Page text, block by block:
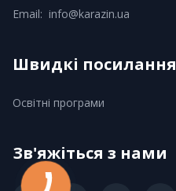
Email: info@karazin.ua
Швидкі посилання
Освітні програми
Зв'яжіться з нами